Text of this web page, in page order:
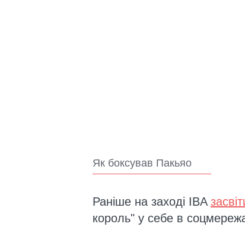
Як боксував Пакьяо
Раніше на заході IBA
король" у себе в